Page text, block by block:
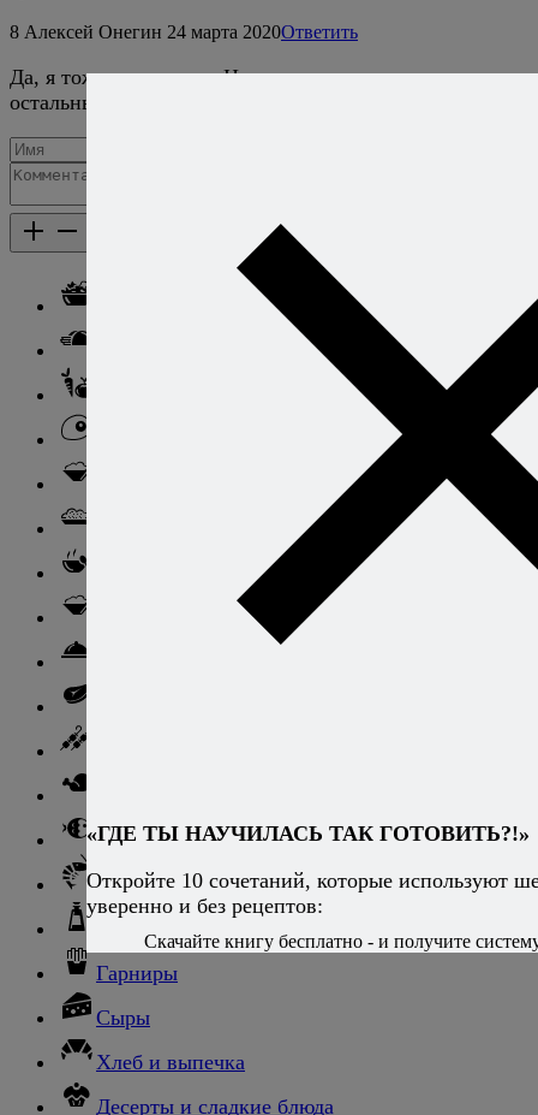
8 Алексей Онегин 24 марта 2020Ответить
Да, я тоже использую. Но веганы и так в курсе, а
остальных решил не пугать незнакомыми словами. :)
Каталог рецептов
Рыба
Морепродукты
Гарниры
Сыры
Хлеб и выпечка
Десерты и сладкие блюда
«ГДЕ ТЫ НАУЧИЛАСЬ ТАК ГОТОВИТЬ?!»
Откройте 10 сочетаний, которые используют
уверенно и без рецептов:
Скачайте книгу бесплатно - и получите